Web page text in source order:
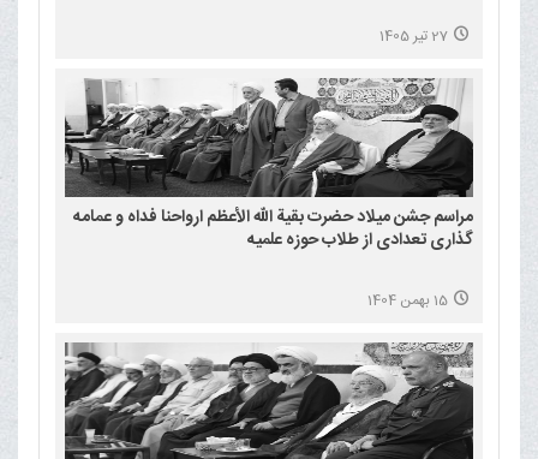
27 تیر 1405
مراسم جشن میلاد حضرت بقیة الله الأعظم ارواحنا فداه و عمامه
گذاری تعدادی از طلاب حوزه علمیه
15 بهمن 1404